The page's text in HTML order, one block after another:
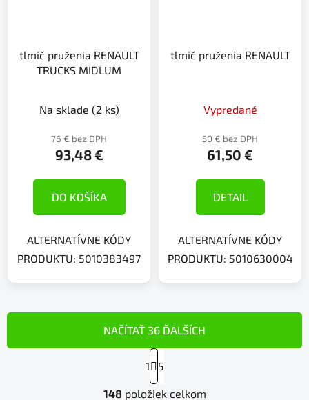
tlmič pruženia RENAULT
TRUCKS MIDLUM
Na sklade (2 ks)
76 € bez DPH
93,48 €
DO KOŠÍKA
ALTERNATÍVNE KÓDY
PRODUKTU: 5010383497
tlmič pruženia RENAULT
Vypredané
50 € bez DPH
61,50 €
DETAIL
ALTERNATÍVNE KÓDY
PRODUKTU: 5010630004
O
NAČÍTAŤ 36 ĎALŠÍCH
S
t
r
á
1 5
148položiek celkom